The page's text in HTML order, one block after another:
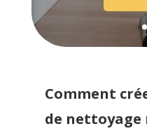
Comment
de nettoyage